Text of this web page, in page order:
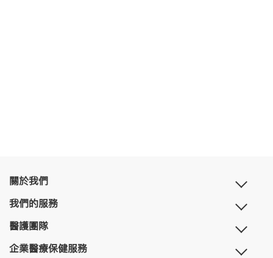
關於我們
我們的服務
醫護團隊
企業醫療保健服務